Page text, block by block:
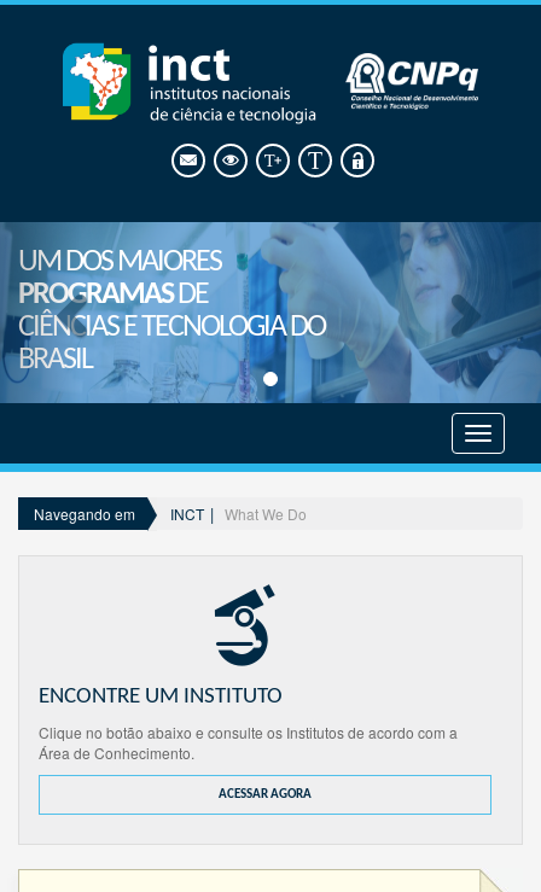
UM DOS MAIORES
PROGRAMASDE
CIÊNCIAS E TECNOLOGIA DO
BRASIL
menu
Navegando em INCT What We Do
ENCONTRE UM INSTITUTO
Clique no botão abaixo e consulte os Institutos de acordo com a
Área de Conhecimento.
ACESSAR AGORA